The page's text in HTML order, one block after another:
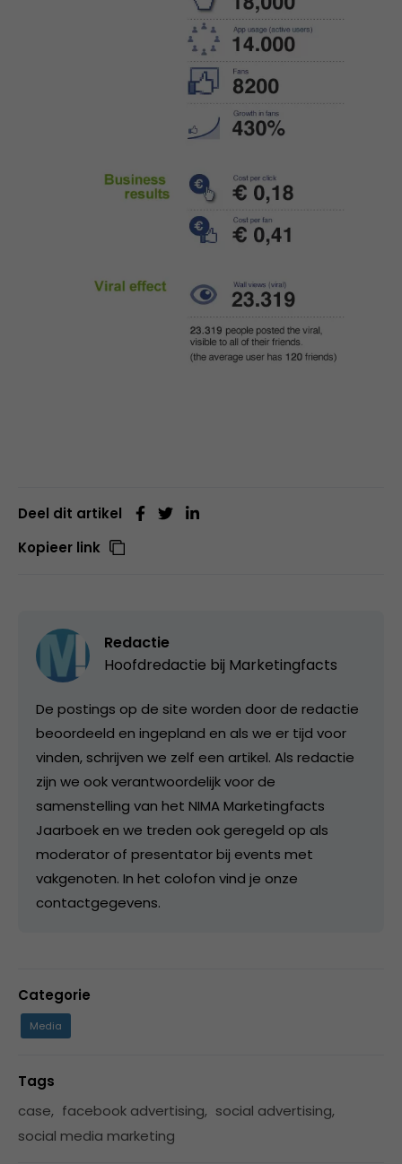
Deel dit artikel
Kopieer link
Redactie
Hoofdredactie bij Marketingfacts
De postings op de site worden door de redactie
beoordeeld en ingepland en als we er tijd voor
vinden, schrijven we zelf een artikel. Als redactie
zijn we ook verantwoordelijk voor de
samenstelling van het NIMA Marketingfacts
Jaarboek en we treden ook geregeld op als
moderator of presentator bij events met
vakgenoten. In het colofon vind je onze
contactgegevens.
Categorie
Media
Tags
case, facebook advertising, social advertising,
social media marketing